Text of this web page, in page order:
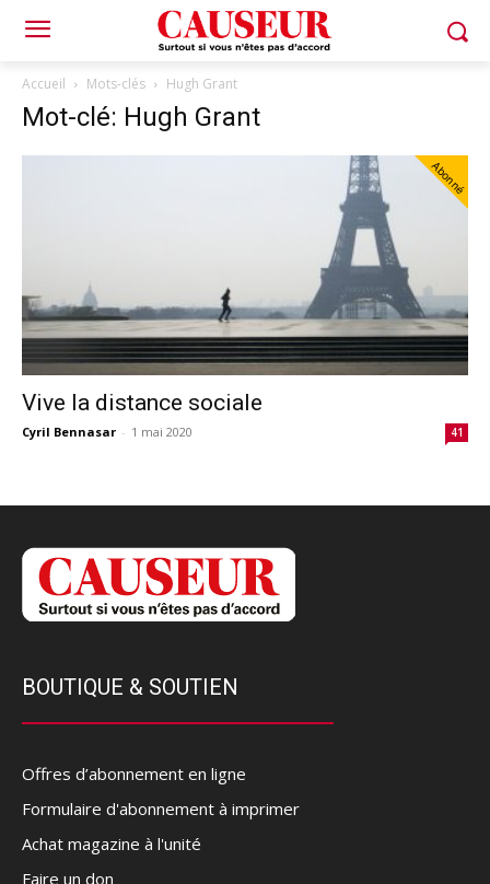
Accueil Mots-clés Hugh Grant
Mot-clé: Hugh Grant
Abonné
Vive la distance sociale
Cyril Bennasar - 1 mai 2020 41
BOUTIQUE & SOUTIEN
Offres d’abonnement en ligne
Formulaire d'abonnement à imprimer
Achat magazine à l'unité
Faire un don